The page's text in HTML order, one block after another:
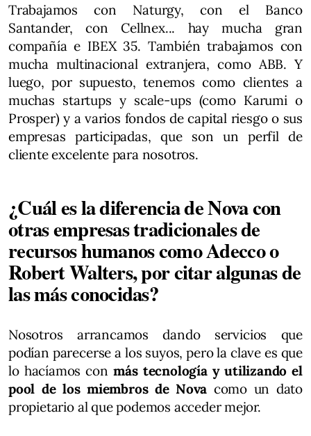
Trabajamos con Naturgy, con el Banco
Santander, con Cellnex... hay mucha gran
compañía e IBEX 35. También trabajamos con
mucha multinacional extranjera, como ABB. Y
luego, por supuesto, tenemos como clientes a
muchas startups y scale-ups (como Karumi o
Prosper) y a varios fondos de capital riesgo o sus
empresas participadas, que son un perfil de
cliente excelente para nosotros.
¿Cuál es la diferencia de Nova con
otras empresas tradicionales de
recursos humanos como Adecco o
Robert Walters, por citar algunas de
las más conocidas?
Nosotros arrancamos dando servicios que
podían parecerse a los suyos, pero la clave es que
lo hacíamos conmás tecnología y utilizando el
pool de los miembros de Nova como un dato
propietario al que podemos acceder mejor.